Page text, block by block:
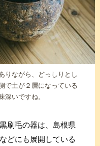
りながら、どっしりとし
で土が２層になっている
深いですね。
刷毛の器は、島根県
どにも展開している